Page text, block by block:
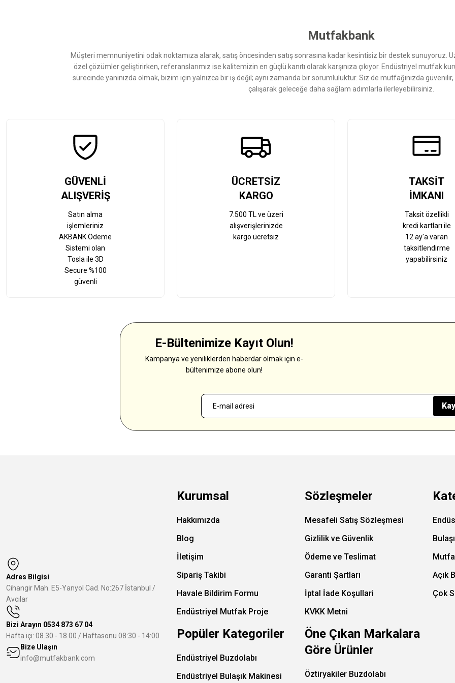
Bu ürüne benzer farklı alternatifler olmalı.
Mutfakbank
Müşteri memnuniyetini odak noktamıza alarak, satış öncesinden satış sonrasına kadar kesintisiz bir destek sunuyoruz.
özel çözümler geliştirirken, referanslarımız ise kalitemizin en güçlü kanıtı olarak karşınıza çıkıyor. Endüstriyel mutfak
sürecinde yanınızda olmak, bizim için yalnızca bir iş değil; aynı zamanda bir sorumluluktur. Siz de mutfağınızda
çalışarak geleceğe daha sağlam adımlarla ilerleyebilirsiniz.
GÜVENLİ
ALIŞVERİŞ
Satın alma
işlemleriniz
AKBANK Ödeme
Sistemi olan
Tosla ile 3D
Secure %100
güvenli
ÜCRETSİZ
KARGO
7.500 TL ve üzeri
alışverişlerinizde
kargo ücretsiz
TAKSİT
İMKANI
Taksit özellikli
kredi kartları ile
12 ay'a varan
taksitlendirme
yapabilirsiniz
E-Bültenimize Kayıt Olun!
Kampanya ve yeniliklerden haberdar olmak için e-
bültenimize abone olun!
Adres Bilgisi
Cihangir Mah. E5-Yanyol Cad. No:267 İstanbul /
Avcılar
Bizi Arayın 0534 873 67 04
Hafta içi: 08.30 - 18.00 / Haftasonu 08:30 - 14:00
Bize Ulaşın
info@mutfakbank.com
Kurumsal
Hakkımızda
Blog
İletişim
Sipariş Takibi
Havale Bildirim Formu
Endüstriyel Mutfak Proje
Sözleşmeler
Mesafeli Satış Sözleşmesi
Gizlilik ve Güvenlik
Ödeme ve Teslimat
Garanti Şartları
İptal İade Koşullari
KVKK Metni
Açık
Çok
Popüler Kategoriler
Endüstriyel Buzdolabı
Endüstriyel Bulaşık Makinesi
Öne Çıkan Markalara
Göre Ürünler
Öztiryakiler Buzdolabı